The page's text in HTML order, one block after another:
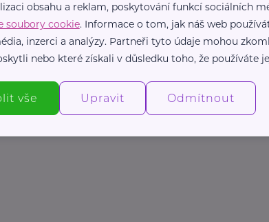
obsahu a reklam, poskytování funkcí sociálních
soubory cookie. Informace o tom, jak náš web
inzerci a analýzy. Partneři tyto údaje mohou
nebo které získali v důsledku toho, že používáte
vše Upravit Odmítnout